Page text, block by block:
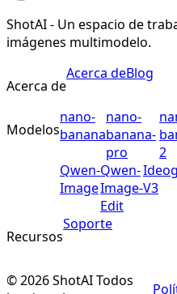
ShotAI - Un espacio de
imágenes multimodelo.
Acerca de
Acerca deBlog
Modelos
nano-
banana
nano-
banana-
pro
2
Qwen-
Image
Qwen-
Image-
Edit
V3
Recursos
Soporte
©2026ShotAITodos